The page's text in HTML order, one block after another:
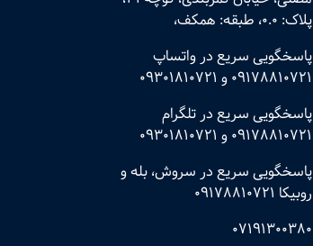
پلاک: 0.0، طبقه: همکف،
پاسخگویی سریع در واتساپ
09178810721 و 09301810721
پاسخگویی سریع در تلگرام
09178810721 و 09301810721
پاسخگویی سریع در سروش، بله و
روبیکا 09178810721
07191300380